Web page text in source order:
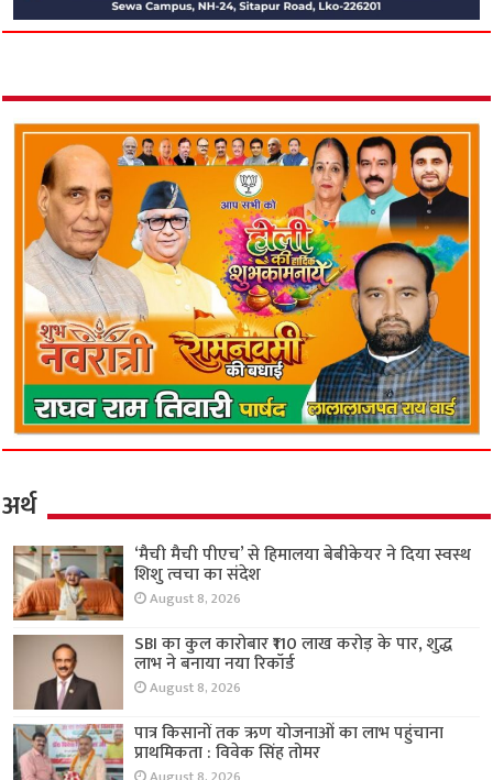
अर्थ
‘मैची मैची पीएच’ से हिमालया बेबीकेयर ने दिया स्वस्थ
शिशु त्वचा का संदेश
August 8, 2026
SBI का कुल कारोबार ₹110 लाख करोड़ के पार, शुद्ध
लाभ ने बनाया नया रिकॉर्ड
August 8, 2026
पात्र किसानों तक ऋण योजनाओं का लाभ पहुंचाना
प्राथमिकता : विवेक सिंह तोमर